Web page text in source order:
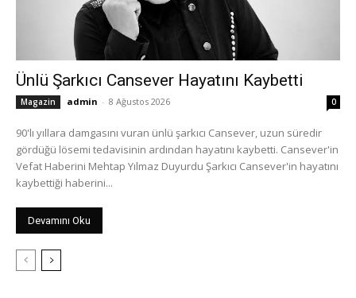
Ünlü Şarkıcı Cansever Hayatını Kaybetti
Magazin admin - 8 Ağustos 2026 0
90'lı yıllara damgasını vuran ünlü şarkıcı Cansever, uzun süredir
gördüğü lösemi tedavisinin ardından hayatını kaybetti. Cansever'in
Vefat Haberini Mehtap Yılmaz Duyurdu Şarkıcı Cansever'in hayatını
kaybettiği haberini...
Devamını Oku